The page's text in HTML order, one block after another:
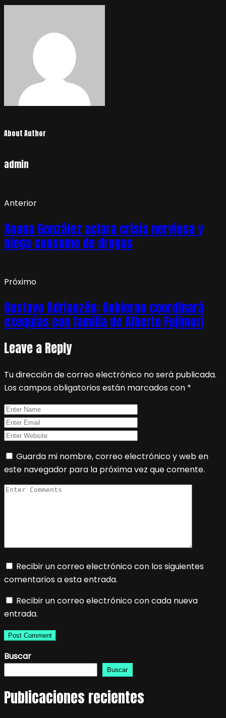
About Author
admin
Anterior
Xoana González aclara crisis nerviosa y
niega consumo de drogas
Próximo
Gustavo Adrianzén: Gobierno coordinará
exequias con familia de Alberto Fujimori
Leave a Reply
Tu dirección de correo electrónico no será publicada.
Los campos obligatorios están marcados con *
Guarda mi nombre, correo electrónico y web en
este navegador para la próxima vez que comente.
Recibir un correo electrónico con los siguientes
comentarios a esta entrada.
Recibir un correo electrónico con cada nueva
entrada.
Buscar
Buscar
Publicaciones recientes